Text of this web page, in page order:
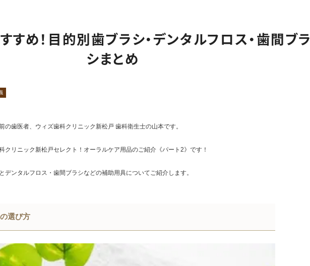
審美治療・セラミック ホワイトニング
矯正歯科
すめ！目的別歯ブラシ・デンタルフロス・歯間ブラ
シまとめ
の歯医者、ウィズ歯科クリニック新松戸 歯科衛生士の山本です。
クリニック新松戸セレクト！オーラルケア用品のご紹介《パート2》です！
デンタルフロス・歯間ブラシなどの補助用具についてご紹介します。
選び方